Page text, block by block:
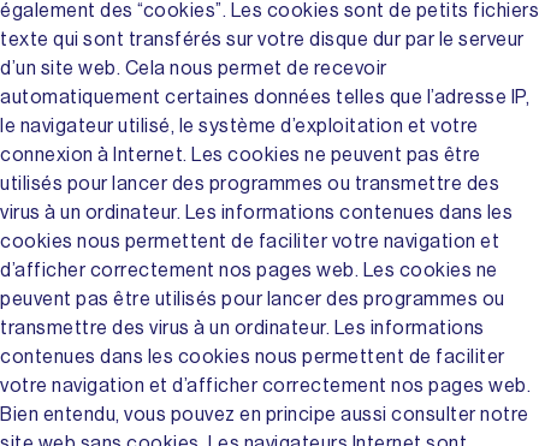
également des “cookies”. Les cookies sont de petits fichiers
texte qui sont transférés sur votre disque dur par le serveur
d’un site web. Cela nous permet de recevoir
automatiquement certaines données telles que l’adresse IP,
le navigateur utilisé, le système d’exploitation et votre
connexion à Internet. Les cookies ne peuvent pas être
utilisés pour lancer des programmes ou transmettre des
virus à un ordinateur. Les informations contenues dans les
cookies nous permettent de faciliter votre navigation et
d’afficher correctement nos pages web. Les cookies ne
peuvent pas être utilisés pour lancer des programmes ou
transmettre des virus à un ordinateur. Les informations
contenues dans les cookies nous permettent de faciliter
votre navigation et d’afficher correctement nos pages web.
Bien entendu, vous pouvez en principe aussi consulter notre